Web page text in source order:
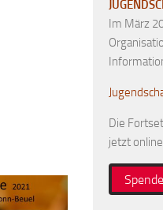
Im März
Die
jetzt